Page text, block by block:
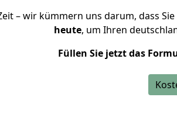
– wir kümmern uns darum, dass
heute, um Ihren
Füllen Sie jetzt das